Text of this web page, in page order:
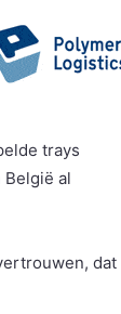
trays
al
dat